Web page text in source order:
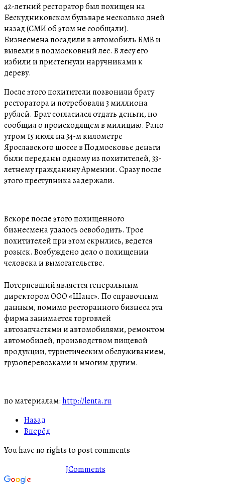
42-летний ресторатор был похищен на
Бескудниковском бульваре несколько дней
назад (СМИ об этом не сообщали).
Бизнесмена посадили в автомобиль БМВ и
вывезли в подмосковный лес. В лесу его
избили и пристегнули наручниками к
дереву.
После этого похитители позвонили брату
ресторатора и потребовали 3 миллиона
рублей. Брат согласился отдать деньги, но
сообщил о происходящем в милицию. Рано
утром 15 июля на 34-м километре
Ярославского шоссе в Подмосковье деньги
были переданы одному из похитителей, 33-
летнему гражданину Армении. Сразу после
этого преступника задержали.
Вскоре после этого похищенного
бизнесмена удалось освободить. Трое
похитителей при этом скрылись, ведется
розыск. Возбуждено дело о похищении
человека и вымогательстве.
Потерпевший является генеральным
директором ООО «Шанс». По справочным
данным, помимо ресторанного бизнеса эта
фирма занимается торговлей
автозапчастями и автомобилями, ремонтом
автомобилей, производством пищевой
продукции, туристическим обслуживанием,
грузоперевозками и многим другим.
по материалам:http://lenta.ru
Назад
Вперёд
You have no rights to post comments
JComments